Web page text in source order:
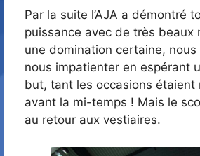
Par la suite l’AJA a démontré
puissance avec de très beaux
une domination certaine,
nous impatienter en espérant
but, tant les occasions étaient
avant la mi-temps ! Mais le
au retour aux vestiaires.